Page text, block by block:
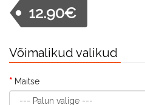
12.90€
Võimalikud valikud
Maitse